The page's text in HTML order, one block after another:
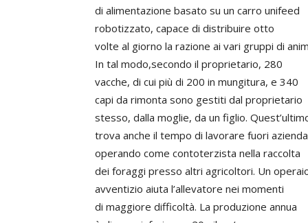
di alimentazione basato su un carro unifeed
robotizzato, capace di distribuire otto
volte al giorno la razione ai vari gruppi di
In tal modo,secondo il proprietario, 280
vacche, di cui più di 200 in mungitura, e 340
capi da rimonta sono gestiti dal proprietario
stesso, dalla moglie, da un figlio.
trova anche il tempo di lavorare fuori azienda
operando come contoterzista nella raccolta
dei foraggi presso altri agricoltori. Un
avventizio aiuta l’allevatore nei momenti
di maggiore difficoltà. La produzione annua